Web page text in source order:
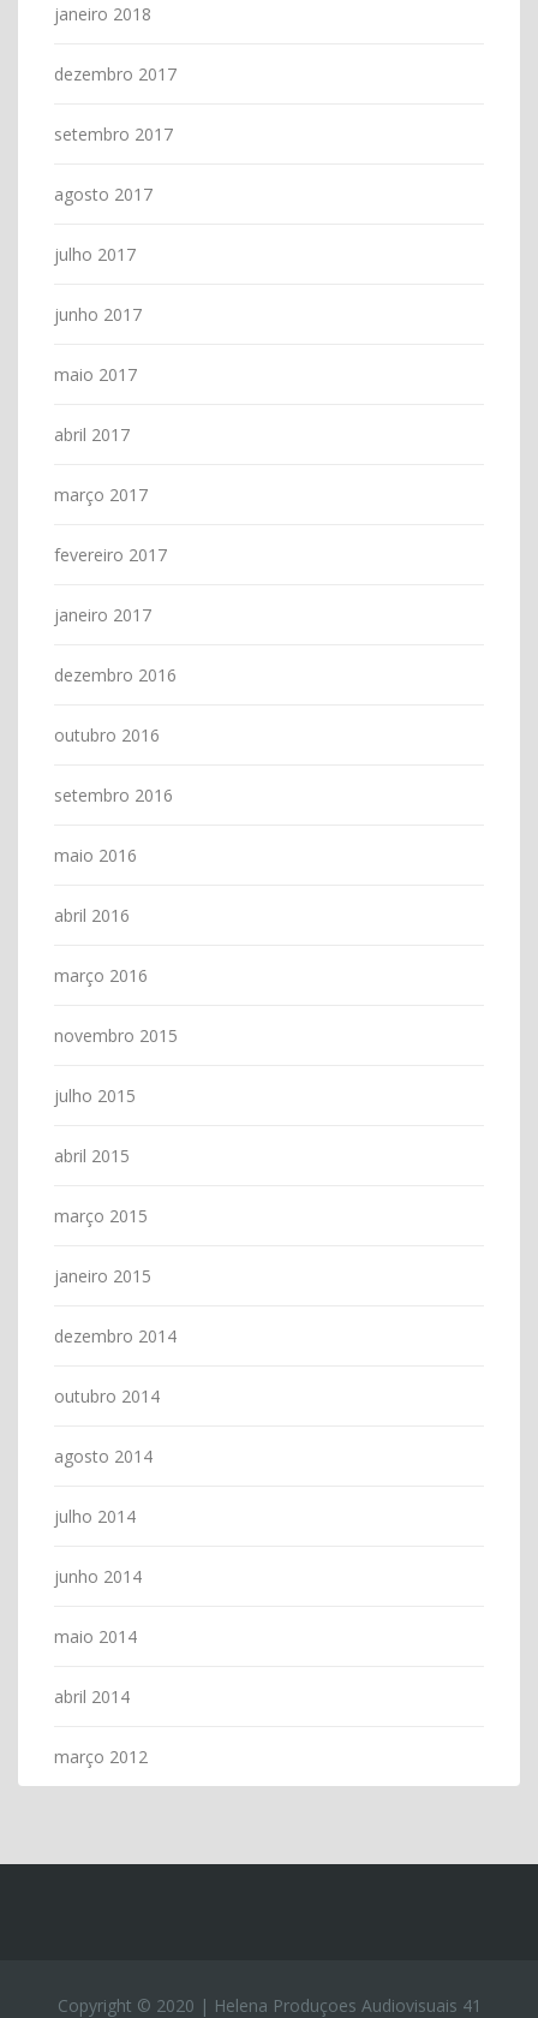
janeiro 2018
dezembro 2017
setembro 2017
agosto 2017
julho 2017
junho 2017
maio 2017
abril 2017
março 2017
fevereiro 2017
janeiro 2017
dezembro 2016
outubro 2016
setembro 2016
maio 2016
abril 2016
março 2016
novembro 2015
julho 2015
abril 2015
março 2015
janeiro 2015
dezembro 2014
outubro 2014
agosto 2014
julho 2014
junho 2014
maio 2014
abril 2014
março 2012
Copyright © 2020 | Helena Produçoes Audiovisuais 41